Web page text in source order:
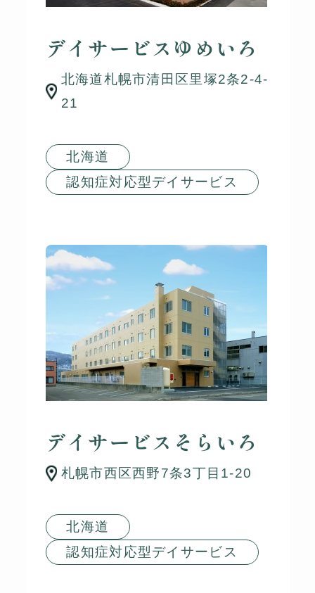
デイサービスゆめいろ
北海道札幌市清田区里塚2条2-4-
21
北海道
認知症対応型デイサービス
デイサービスそらいろ
札幌市西区西野7条3丁目1-20
北海道
認知症対応型デイサービス